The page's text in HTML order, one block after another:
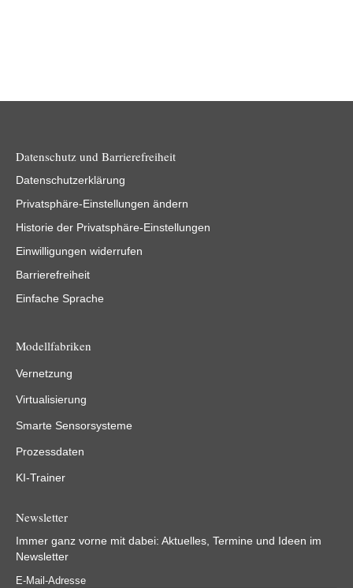
Datenschutz und Barrierefreiheit
Datenschutzerklärung
Privatsphäre-Einstellungen ändern
Historie der Privatsphäre-Einstellungen
Einwilligungen widerrufen
Barrierefreiheit
Einfache Sprache
Modellfabriken
Vernetzung
Virtualisierung
Smarte Sensorsysteme
Prozessdaten
KI-Trainer
Newsletter
Immer ganz vorne mit dabei: Aktuelles, Termine und Ideen im
Newsletter
E-Mail-Adresse